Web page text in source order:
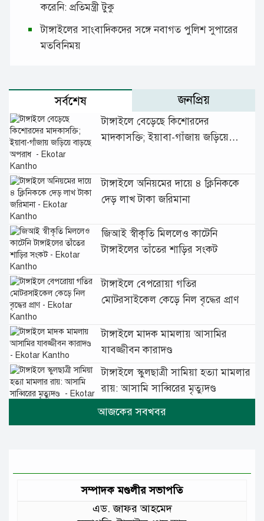
করেনি: প্রতিমন্ত্রী টুকু
টাঙ্গাইলের সাংবাদিকদের সঙ্গে নবাগত পুলিশ সুপারের
মতবিনিময়
সর্বশেষ জনপ্রিয়
টাঙ্গাইলে বেড়েছে কিশোরদের
মাদকাসক্তি; ইয়াবা-গাঁজায় জড়িয়ে
টাঙ্গাইলে অনিয়মের দায়ে ৪ ক্লিনিককে
দেড় লাখ টাকা জরিমানা
জিআই স্বীকৃতি মিললেও কাটেনি
টাঙ্গাইলের তাঁতের শাড়ির সংকট
টাঙ্গাইলে বেপরোয়া গতির
মোটরসাইকেল কেড়ে নিল বৃদ্ধের প্রাণ
টাঙ্গাইলে মাদক মামলায় আসামির
যাবজ্জীবন কারাদণ্ড
টাঙ্গাইলে স্কুলছাত্রী সামিয়া হত্যা মামলার
রায়: আসামি সাব্বিরের মৃত্যুদণ্ড
টানা বৃষ্টিতে টাঙ্গাইলে বিপর্যস্ত জনজীবন
এখন টাঙ্গাইলে
জেলার মানুষের উন্নত স্বাস্থ্যসেবায় সর্বোচ্চ
সম্পাদক মণ্ডলীর সভাপতি
এড. জাফর আহমেদ